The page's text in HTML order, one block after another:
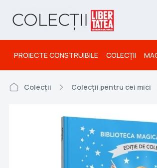
PROIECTE CONSTRUIBILE COLECȚII
Colecții Colecții pentru cei mici